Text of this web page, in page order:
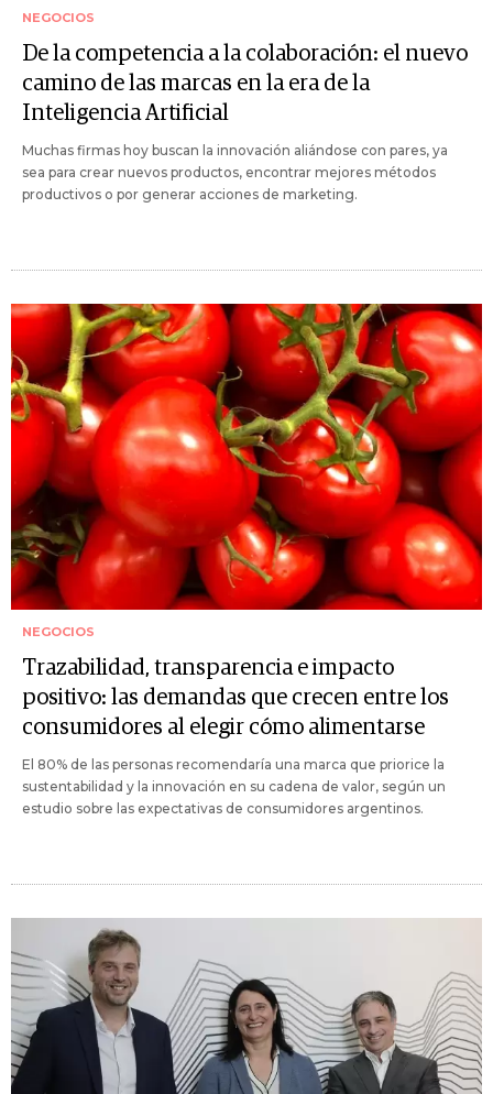
NEGOCIOS
De la competencia a la colaboración: el nuevo
camino de las marcas en la era de la
Inteligencia Artificial
Muchas firmas hoy buscan la innovación aliándose con pares, ya
sea para crear nuevos productos, encontrar mejores métodos
productivos o por generar acciones de marketing.
NEGOCIOS
Trazabilidad, transparencia e impacto
positivo: las demandas que crecen entre los
consumidores al elegir cómo alimentarse
El 80% de las personas recomendaría una marca que priorice la
sustentabilidad y la innovación en su cadena de valor, según un
estudio sobre las expectativas de consumidores argentinos.